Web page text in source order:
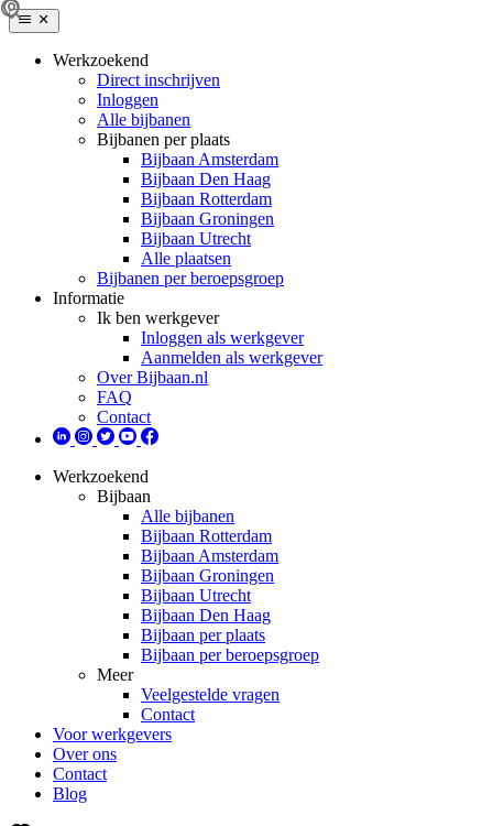
Werkzoekend
Direct inschrijven
Inloggen
Alle bijbanen
Bijbanen per plaats
Bijbaan Amsterdam
Bijbaan Den Haag
Bijbaan Rotterdam
Bijbaan Groningen
Bijbaan Utrecht
Alle plaatsen
Bijbanen per beroepsgroep
Informatie
Ik ben werkgever
Inloggen als werkgever
Aanmelden als werkgever
Over Bijbaan.nl
FAQ
Contact
Werkzoekend
Bijbaan
Alle bijbanen
Bijbaan Rotterdam
Bijbaan Amsterdam
Bijbaan Groningen
Bijbaan Utrecht
Bijbaan Den Haag
Bijbaan per plaats
Bijbaan per beroepsgroep
Meer
Veelgestelde vragen
Contact
Voor werkgevers
Over ons
Contact
Blog